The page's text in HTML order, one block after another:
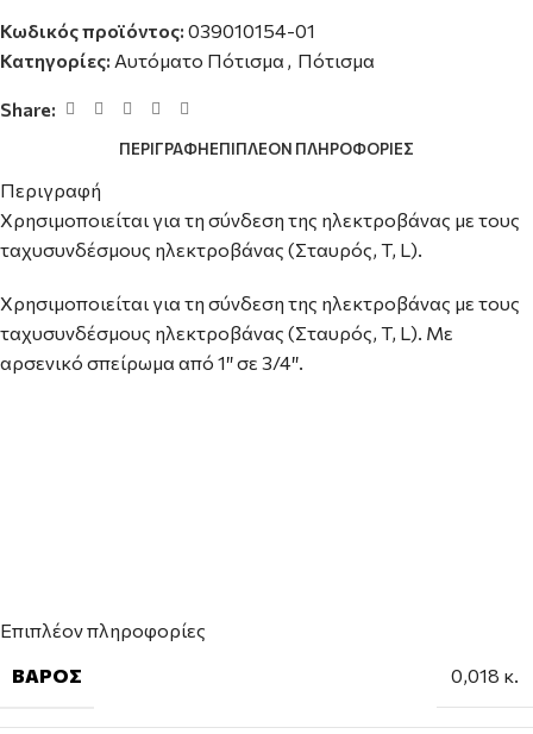
Κωδικός προϊόντος: 039010154-01
Κατηγορίες: Αυτόματο Πότισμα , Πότισμα
Share:
ΠΕΡΙΓΡΑΦΉΕΠΙΠΛΈΟΝ ΠΛΗΡΟΦΟΡΊΕΣ
Περιγραφή
Χρησιμοποιείται για τη σύνδεση της ηλεκτροβάνας με τους
ταχυσυνδέσμους ηλεκτροβάνας (Σταυρός, T, L).
Χρησιμοποιείται για τη σύνδεση της ηλεκτροβάνας με τους
ταχυσυνδέσμους ηλεκτροβάνας (Σταυρός, T, L). Με
αρσενικό σπείρωμα από 1″ σε 3/4″.
Επιπλέον πληροφορίες
ΒΆΡΟΣ
0,018 κ.